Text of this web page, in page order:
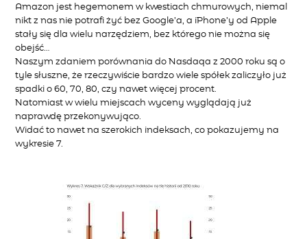
Amazon jest hegemonem w kwestiach chmurowych, niemal
nikt z nas nie potrafi żyć bez Google’a, a iPhone’y od Apple
stały się dla wielu narzędziem, bez którego nie można się
obejść…
Naszym zdaniem porównania do Nasdaqa z 2000 roku są o
tyle słuszne, że rzeczywiście bardzo wiele spółek zaliczyło już
spadki o 60, 70, 80, czy nawet więcej procent.
Natomiast w wielu miejscach wyceny wyglądają już
naprawdę przekonywująco.
Widać to nawet na szerokich indeksach, co pokazujemy na
wykresie 7.